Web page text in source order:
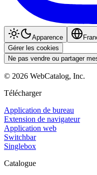
Apparence
Gérer les cookies
Ne pas vendre ou partager
© 2026 WebCatalog, Inc.
Télécharger
Application de bureau
Extension de navigateur
Application web
Switchbar
Singlebox
Catalogue